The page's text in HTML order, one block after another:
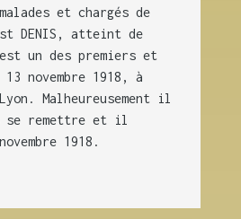
et chargés de
DENIS, atteint de
un des premiers et
novembre 1918, à
Malheureusement il
se remettre et il
1918.